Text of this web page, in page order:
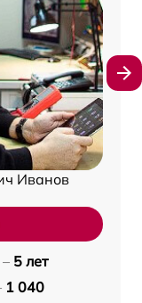
Иванов
5 лет
1 040